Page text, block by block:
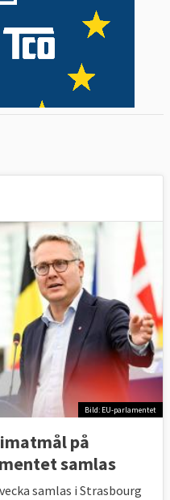
Bild: EU-parlamentet
på
samlas
samlas i Strasbourg